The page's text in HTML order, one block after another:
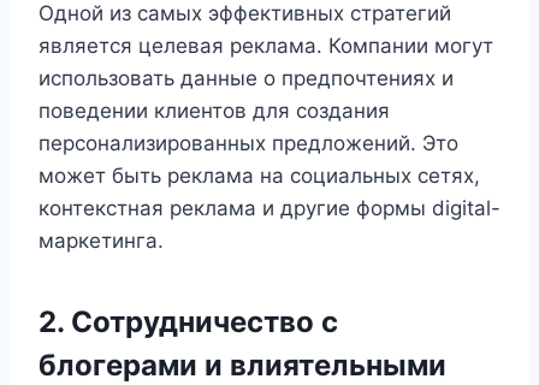
Одной из самых эффективных стратегий
является целевая реклама. Компании могут
использовать данные о предпочтениях и
поведении клиентов для создания
персонализированных предложений. Это
может быть реклама на социальных сетях,
контекстная реклама и другие формы digital-
маркетинга.
2. Сотрудничество с
блогерами и влиятельными